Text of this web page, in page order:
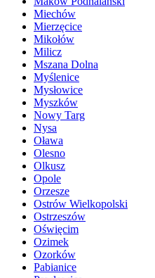
Miechów
Mierzęcice
Mikołów
Milicz
Mszana Dolna
Myślenice
Mysłowice
Myszków
Nowy Targ
Nysa
Oława
Olesno
Olkusz
Opole
Orzesze
Ostrów Wielkopolski
Ostrzeszów
Oświęcim
Ozimek
Ozorków
Pabianice